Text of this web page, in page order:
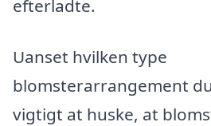
efterladte.
Uanset hvilken type
blomsterarrangement
vigtigt at huske, at